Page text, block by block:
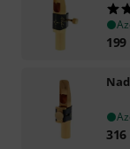
199
316